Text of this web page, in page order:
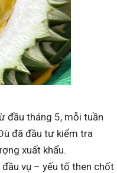
đầu tháng 5, mỗi tuần
đã đầu tư kiểm tra
xuất khẩu.
vụ – yếu tố then chốt